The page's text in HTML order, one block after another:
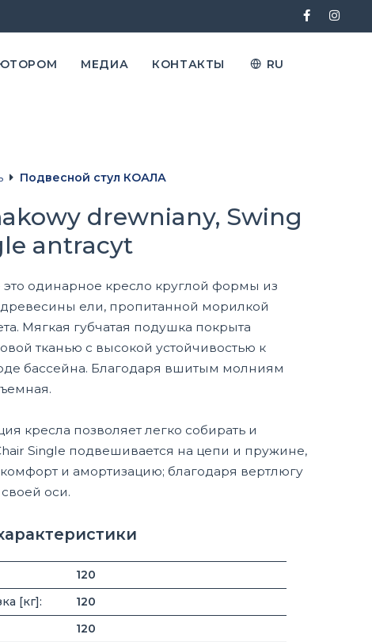
МЕДИА КОНТАКТЫ RU
Подвесной стул КОАЛА
drewniany, Swing
antracyt
это одинарное кресло круглой формы из
ели, пропитанной морилкой
Мягкая губчатая подушка покрыта
тканью с высокой устойчивостью к
бассейна. Благодаря вшитым молниям
кресла позволяет легко собирать и
Single подвешивается на цепи и пружине,
и амортизацию; благодаря вертлюгу
оси.
120
[кг]:
120
120